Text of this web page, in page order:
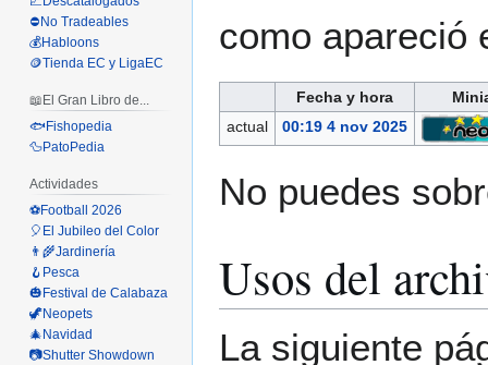
como apareció
Fecha y hora
actual
00:19 4 nov 2025
No puedes
Usos del
La siguiente
⛔No Tradeables
💰Habloons
🪙Tienda EC y LigaEC
📖El Gran Libro de...
🐟Fishopedia
🦆PatoPedia
Actividades
⚽Football 2026
🎈El Jubileo del Color
👨‍🌾Jardinería
🪝Pesca
🎃Festival de Calabaza
🦖Neopets
🎄Navidad
📷Shutter Showdown